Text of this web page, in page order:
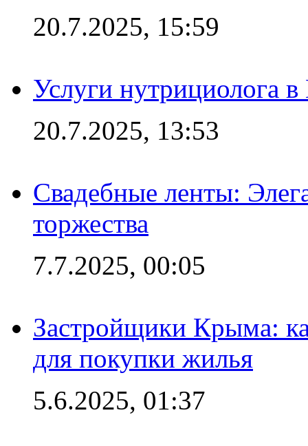
20.7.2025, 15:59
Услуги нутрициолога
20.7.2025, 13:53
Свадебные ленты:
торжества
7.7.2025, 00:05
Застройщики Крыма:
для покупки жилья
5.6.2025, 01:37